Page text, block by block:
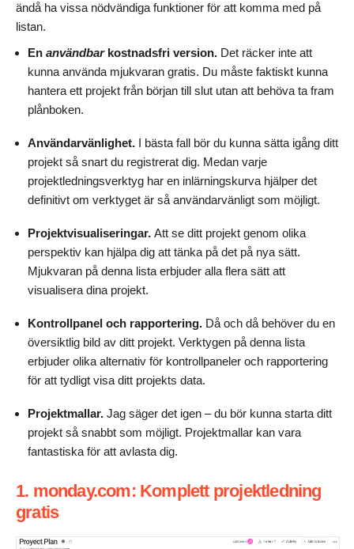
ändå ha vissa nödvändiga funktioner för att komma med på
listan.
En användbarkostnadsfri version. Det räcker inte att
kunna använda mjukvaran gratis. Du måste faktiskt kunna
hantera ett projekt från början till slut utan att behöva ta fram
plånboken.
Användarvänlighet. I bästa fall bör du kunna sätta igång ditt
projekt så snart du registrerat dig. Medan varje
projektledningsverktyg har en inlärningskurva hjälper det
definitivt om verktyget är så användarvänligt som möjligt.
Projektvisualiseringar. Att se ditt projekt genom olika
perspektiv kan hjälpa dig att tänka på det på nya sätt.
Mjukvaran på denna lista erbjuder alla flera sätt att
visualisera dina projekt.
Kontrollpanel och rapportering. Då och då behöver du en
översiktlig bild av ditt projekt. Verktygen på denna lista
erbjuder olika alternativ för kontrollpaneler och rapportering
för att tydligt visa ditt projekts data.
Projektmallar. Jag säger det igen – du bör kunna starta ditt
projekt så snabbt som möjligt. Projektmallar kan vara
fantastiska för att avlasta dig.
1. monday.com: Komplett projektledning
gratis